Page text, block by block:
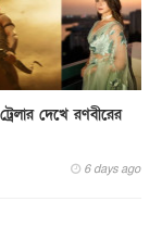
দেখে রণবীরের
6 days ago